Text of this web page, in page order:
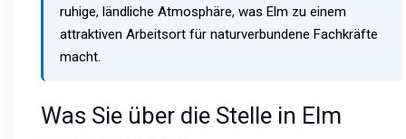
ruhige, ländliche Atmosphäre, was Elm zu einem
attraktiven Arbeitsort für naturverbundene Fachkräfte
macht.
Was Sie über die Stelle in Elm